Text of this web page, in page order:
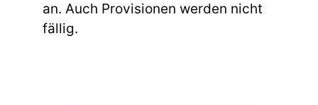
an. Auch Provisionen werden nicht
fällig.